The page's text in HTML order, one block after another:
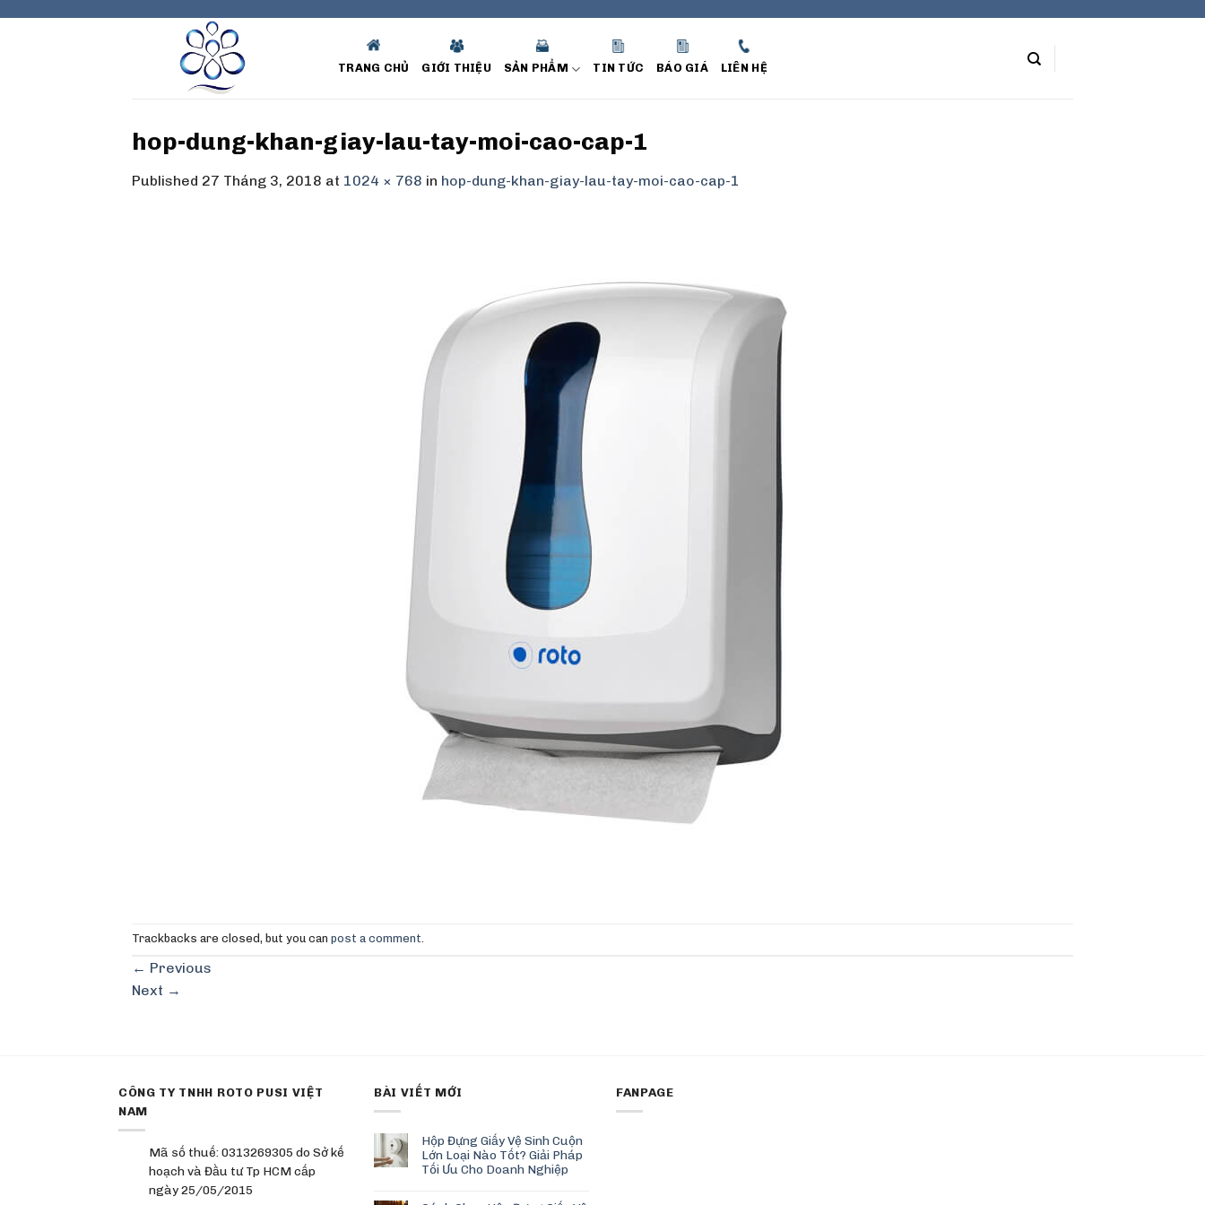
TRANG CHỦ GIỚI THIỆU SẢN PHẨM TIN TỨC BÁO GIÁ LIÊN HỆ
hop-dung-khan-giay-lau-tay-moi-cao-cap-1
Published 27 Tháng 3, 2018 at 1024 × 768 in hop-dung-khan-giay-lau-tay-moi-cao-cap-1
Trackbacks are closed, but you can post a comment
← Previous
Next →
CÔNG TY TNHH ROTO PUSI VIỆT
NAM
Mã số thuế: 0313269305 do Sở kế
hoạch và Đầu tư Tp HCM cấp
ngày 25/05/2015
BÀI VIẾT MỚI
Hộp Đựng Giấy Vệ Sinh Cuộn
Lớn Loại Nào Tốt? Giải Pháp
Tối Ưu Cho Doanh Nghiệp
FANPAGE